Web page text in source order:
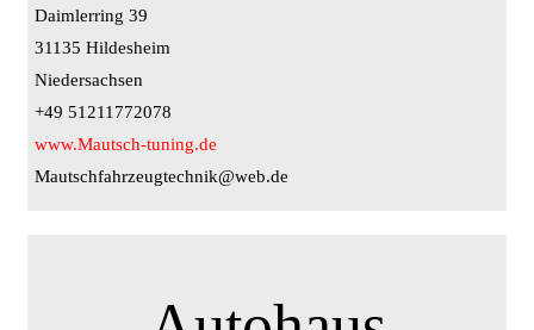
Daimlerring 39
31135 Hildesheim
Niedersachsen
+49 51211772078
www.Mautsch-tuning.de
Mautschfahrzeugtechnik@web.de